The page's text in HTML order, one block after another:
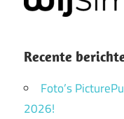
Recente
Foto’s
2026!